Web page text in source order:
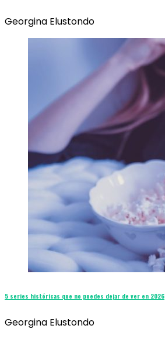
Georgina Elustondo
5 series históricas que no puedes dejar de ver en 2026
Georgina Elustondo